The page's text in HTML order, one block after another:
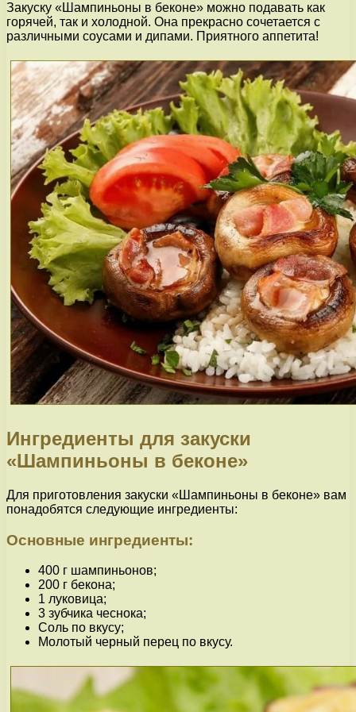
Закуску «Шампиньоны в беконе» можно подавать как
горячей, так и холодной. Она прекрасно сочетается с
различными соусами и дипами. Приятного аппетита!
Ингредиенты для закуски
«Шампиньоны в беконе»
Для приготовления закуски «Шампиньоны в беконе» вам
понадобятся следующие ингредиенты:
Основные ингредиенты:
400 г шампиньонов;
200 г бекона;
1 луковица;
3 зубчика чеснока;
Соль по вкусу;
Молотый черный перец по вкусу.